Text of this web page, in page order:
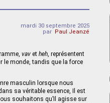
mardi 30 septembre 2025
par Paul Jeanzé
vav et heh, représentent
le monde, tandis que la force
masculin lorsque nous
sa véritable essence, Il est
souhaitons qu’Il agisse sur